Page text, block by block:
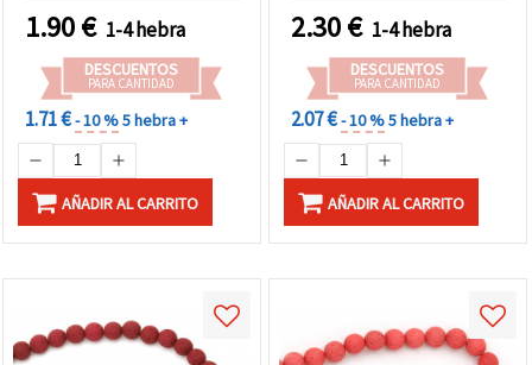
para bisutería y
manualidades DIY:
pulseras y collares
1.90€ 1-4 hebra
DESCUENTOS
PARA CANTIDAD
1.71 €- 10 %5 hebra +
AÑADIR AL CARRITO
Suministros para
bisutería y manualidades
2.30€ 1-4 hebra
DESCUENTOS
PARA CANTIDAD
2.07 €- 10 %5 hebra +
AÑADIR AL CARRITO